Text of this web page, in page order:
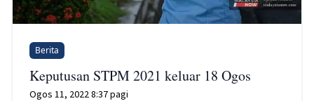
Berita
Keputusan STPM 2021 keluar 18 Ogos
Ogos 11, 2022 8:37 pagi